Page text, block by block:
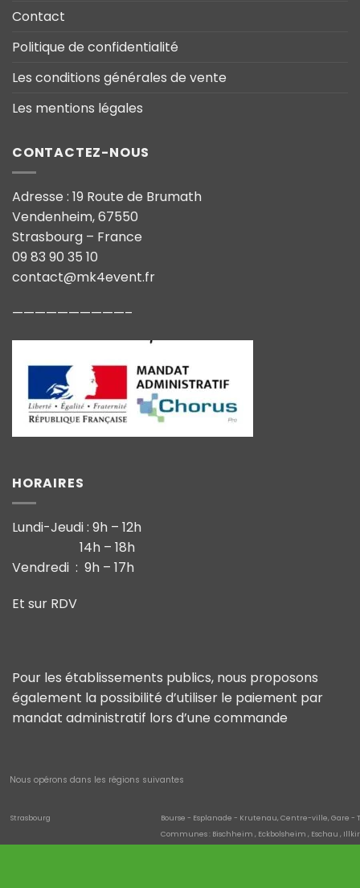
Contact
Politique de confidentialité
Les conditions générales de vente
Les mentions légales
CONTACTEZ-NOUS
Adresse : 19 Route de Brumath
Vendenheim, 67550
Strasbourg – France
09 83 90 35 10
contact@mk4event.fr
——————————–
HORAIRES
Lundi-Jeudi : 9h – 12h
14h – 18h
Vendredi : 9h – 17h
Et sur RDV
Pour les établissements publics, nous proposons
également la possibilité d’utiliser le paiement par
mandat administratif lors d’une commande
Nous opérons dans les régions suivantes
Strasbourg
Bourse - Esplanade - Krutenau, Centre-ville, Gare -
Communes : Bischheim , Eckbolsheim , Eschau ,